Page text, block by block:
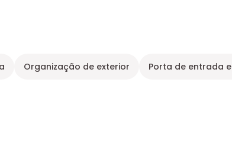
Organização de exterior Porta de entrada